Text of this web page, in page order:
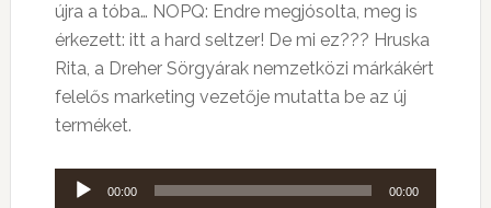
újra a tóba… NOPQ: Endre megjósolta, meg is
érkezett: itt a hard seltzer! De mi ez??? Hruska
Rita, a Dreher Sörgyárak nemzetközi márkákért
felelős marketing vezetője mutatta be az új
terméket.
Audió
00:00 00:00